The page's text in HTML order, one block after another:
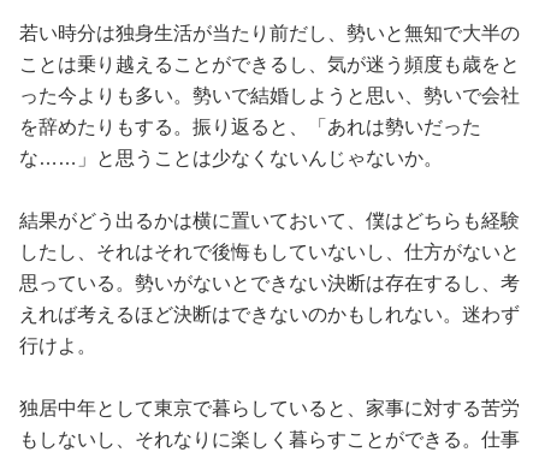
カルチャー/エンタメ
占い
性と愛
ゲーム
若い時分は独身生活が当たり前だし、勢いと無知で大半の
ことは乗り越えることができるし、気が迷う頻度も歳をと
った今よりも多い。勢いで結婚しようと思い、勢いで会社
を辞めたりもする。振り返ると、「あれは勢いだった
な……」と思うことは少なくないんじゃないか。
結果がどう出るかは横に置いておいて、僕はどちらも経験
したし、それはそれで後悔もしていないし、仕方がないと
思っている。勢いがないとできない決断は存在するし、考
えれば考えるほど決断はできないのかもしれない。迷わず
行けよ。
独居中年として東京で暮らしていると、家事に対する苦労
もしないし、それなりに楽しく暮らすことができる。仕事